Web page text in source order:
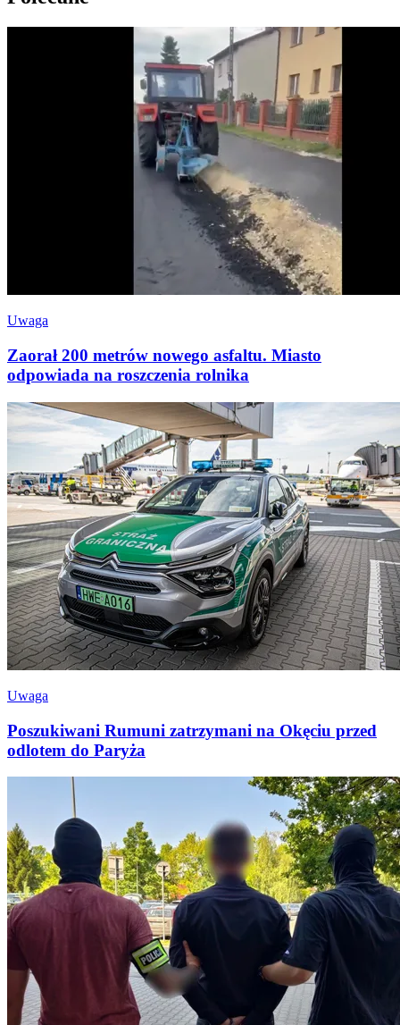
Uwaga
Zaorał 200 metrów nowego asfaltu. Miasto
odpowiada na roszczenia rolnika
Uwaga
Poszukiwani Rumuni zatrzymani na Okęciu przed
odlotem do Paryża